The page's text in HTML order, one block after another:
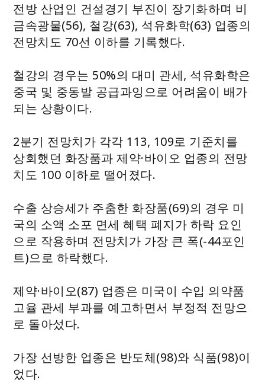
전방 산업인 건설경기 부진이 장기화하며 비
금속광물(56), 철강(63), 석유화학(63) 업종의
전망치도 70선 이하를 기록했다.
철강의 경우는 50%의 대미 관세, 석유화학은
중국 및 중동발 공급과잉으로 어려움이 배가
되는 상황이다.
2분기 전망치가 각각 113, 109로 기준치를
상회했던 화장품과 제약·바이오 업종의 전망
치도 100 이하로 떨어졌다.
수출 상승세가 주춤한 화장품(69)의 경우 미
국의 소액 소포 면세 혜택 폐지가 하락 요인
으로 작용하며 전망치가 가장 큰 폭(-44포인
트)으로 하락했다.
제약·바이오(87) 업종은 미국이 수입 의약품
고율 관세 부과를 예고하면서 부정적 전망으
로 돌아섰다.
가장 선방한 업종은 반도체(98)와 식품(98)이
었다.